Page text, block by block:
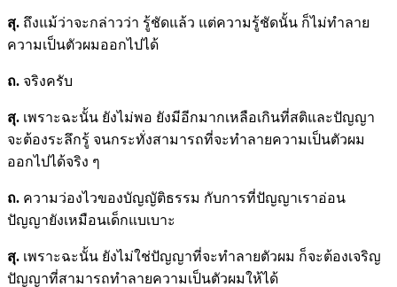
สุ. ถึงแม้ว่าจะกล่าวว่า รู้ชัดแล้ว แต่ความรู้ชัดนั้น ก็ไม่ทำลาย
ความเป็นตัวผมออกไปได้
ถ. จริงครับ
สุ. เพราะฉะนั้น ยังไม่พอ ยังมีอีกมากเหลือเกินที่สติและปัญญา
จะต้องระลึกรู้ จนกระทั่งสามารถที่จะทำลายความเป็นตัวผม
ออกไปได้จริง ๆ
ถ. ความว่องไวของบัญญัติธรรม กับการที่ปัญญาเราอ่อน
ปัญญายังเหมือนเด็กแบเบาะ
สุ. เพราะฉะนั้น ยังไม่ใช่ปัญญาที่จะทำลายตัวผม ก็จะต้องเจริญ
ปัญญาที่สามารถทำลายความเป็นตัวผมให้ได้